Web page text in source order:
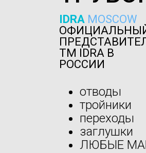
IDRA MOSCOW
ТМ IDRA В
РОССИИ
отводы
тройники
переходы
заглушки
ЛЮБЫЕ